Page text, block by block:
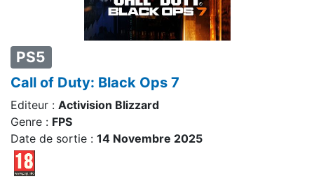
PS5
Call of Duty: Black Ops 7
Editeur : Activision Blizzard
Genre : FPS
Date de sortie : 14 Novembre 2025